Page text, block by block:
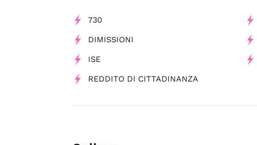
730
DIMISSIONI
ISE
REDDITO DI CITTADINANZA